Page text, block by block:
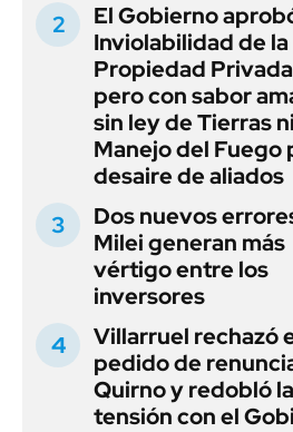
El Gobierno
Inviolabilidad de la
Propiedad
pero con sabor
sin ley de Tierras ni
Manejo del Fuego
desaire de aliados
Dos nuevos
Milei generan más
vértigo entre los
inversores
Villarruel rechazó
pedido de
Quirno y redobló la
tensión con el